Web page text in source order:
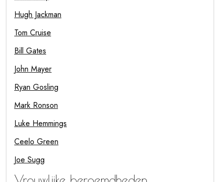
Hugh Jackman
Tom Cruise
Bill Gates
John Mayer
Ryan Gosling
Mark Ronson
Luke Hemmings
Ceelo Green
Joe Sugg